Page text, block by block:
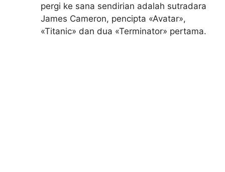
pergi ke sana sendirian adalah sutradara
James Cameron, pencipta «Avatar»,
«Titanic» dan dua «Terminator» pertama.